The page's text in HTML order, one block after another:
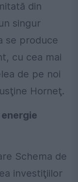
din
singur
se produce
cu cea mai
de pe noi
Horneţ.
Schema de
investiţiilor